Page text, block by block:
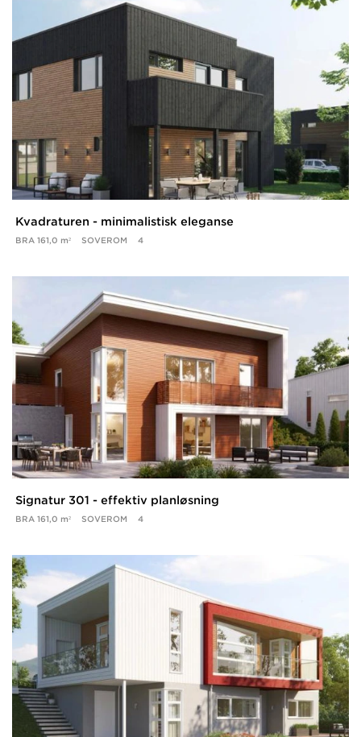
Kvadraturen - minimalistisk eleganse
BRA 161,0 m² SOVEROM 4
Signatur 301 - effektiv planløsning
BRA 161,0 m² SOVEROM 4